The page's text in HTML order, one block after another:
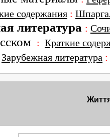
содержания :
литература :
: Краткие
Зарубежная литература